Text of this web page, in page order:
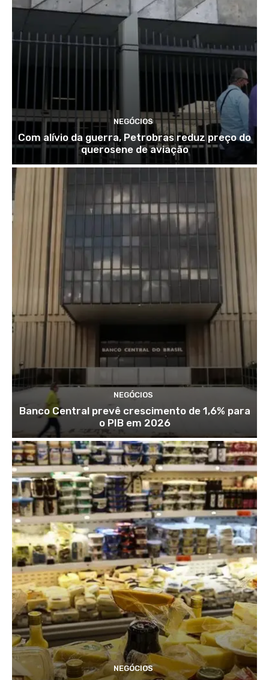
NEGÓCIOS
Com alívio da guerra, Petrobras reduz preço do
querosene de aviação
NEGÓCIOS
Banco Central prevê crescimento de 1,6% para
o PIB em 2026
NEGÓCIOS